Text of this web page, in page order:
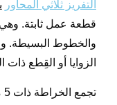
التفريز ثلاثي المحاور
قطعة عمل ثابتة.
والخطوط البسيطة.
الزوايا أو القِطع ذات
تجمع الخراطة ذات 5 محاور بين الطحن و